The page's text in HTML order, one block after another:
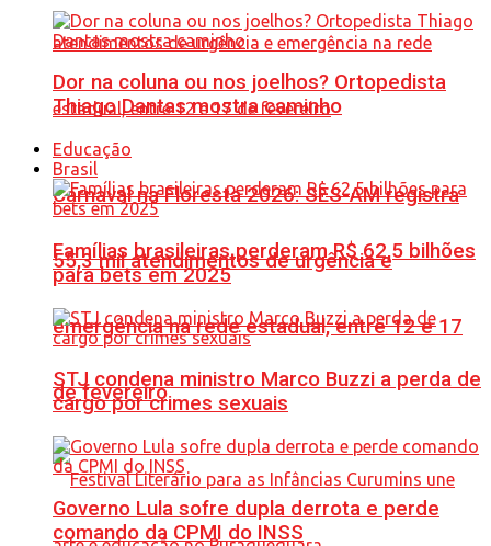
Carnaval na Floresta 2026: SES-AM registra
55,3 mil atendimentos de urgência e
emergência na rede estadual, entre 12 e 17
de fevereiro
Dor na coluna ou nos joelhos? Ortopedista
Thiago Dantas mostra caminho
Educação
Brasil
Famílias brasileiras perderam R$ 62,5 bilhões
para bets em 2025
STJ condena ministro Marco Buzzi a perda de
cargo por crimes sexuais
Governo Lula sofre dupla derrota e perde
comando da CPMI do INSS